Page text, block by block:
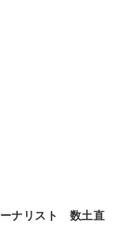
ーナリスト 数土直